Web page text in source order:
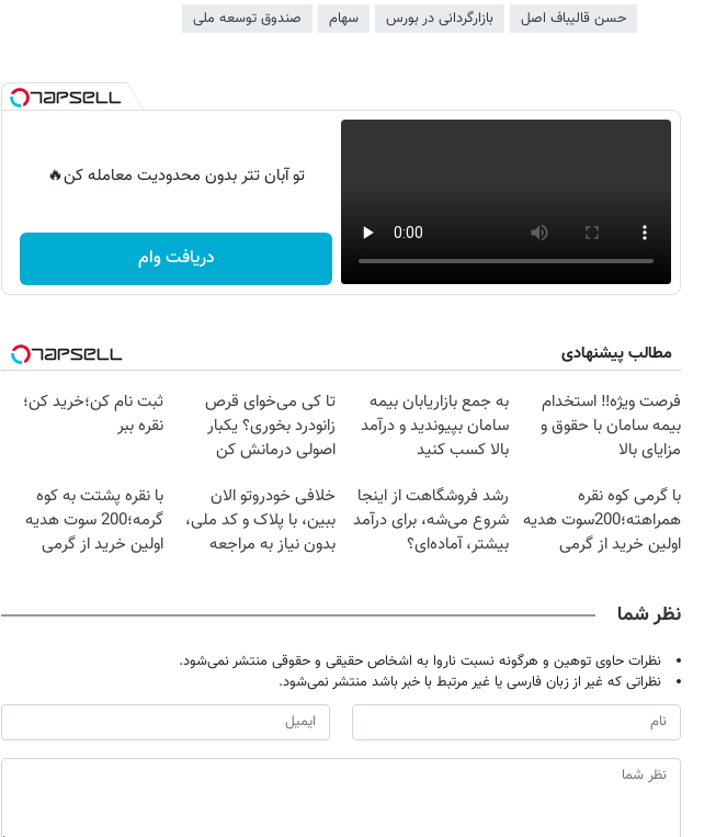
حسن قالیباف اصل بازارگردانی در بورس سهام صندوق توسعه ملی
تو آبان تتر بدون محدودیت معامله کن🔥
دریافت وام
مطالب پیشنهادی
فرصت ویژه‼️ استخدام
بیمه سامان با حقوق و
مزایای بالا
به جمع بازاریابان بیمه
سامان بپیوندید و درآمد
بالا کسب کنید
تا کی می‌خوای قرص
زانودرد بخوری؟ یکبار
اصولی درمانش کن
ثبت نام کن؛خرید کن؛
نقره ببر
با گرمی کوه نقره
همراهته؛200سوت هدیه
اولین خرید از گرمی
رشد فروشگاهت از اینجا
شروع می‌شه، برای درآمد
بیشتر، آماده‌ای؟
خلافی خودروتو الان
ببین، با پلاک و کد ملی،
بدون نیاز به مراجعه
با نقره پشتت به کوه
گرمه؛200 سوت هدیه
اولین خرید از گرمی
نظر شما
نظرات حاوی توهین و هرگونه نسبت ناروا به اشخاص حقیقی و حقوقی منتشر نمی‌شود.
نظراتی که غیر از زبان فارسی یا غیر مرتبط با خبر باشد منتشر نمی‌شود.